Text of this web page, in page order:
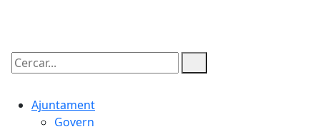
Cercar:
Ajuntament
Govern